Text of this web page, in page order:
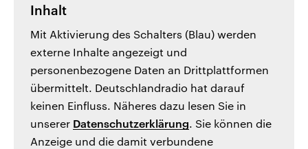
Inhalt
Mit Aktivierung des Schalters (Blau) werden
externe Inhalte angezeigt und
personenbezogene Daten an Drittplattformen
übermittelt. Deutschlandradio hat darauf
keinen Einfluss. Näheres dazu lesen Sie in
unserer Datenschutzerklärung. Sie können die
Anzeige und die damit verbundene